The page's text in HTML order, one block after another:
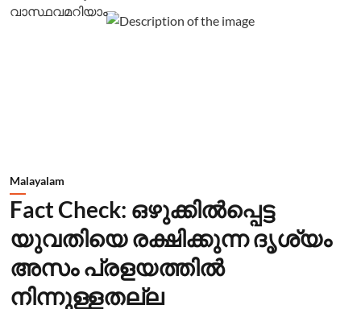
Malayalam
Fact Check: ഒഴുക്കില്‍പ്പെട്ട
യുവതിയെ രക്ഷിക്കുന്ന ദൃശ്യം
അസം പ്രളയത്തില്‍
നിന്നുള്ളതല്ല